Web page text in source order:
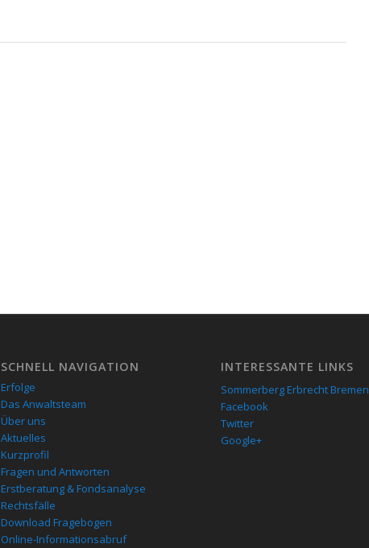
SCHNELL NAVIGATION
Erfolge
Das Anwaltsteam
Über uns
Aktuelles
Kurzprofil
Fragen und Antworten
Erstberatung & Fondsanalyse
Rechtsfälle
Download Fragebogen
Online-Informationsabruf
INTERESSANTE LINKS
Sommerberg Erbrecht Bremen
Facebook
Twitter
Google+